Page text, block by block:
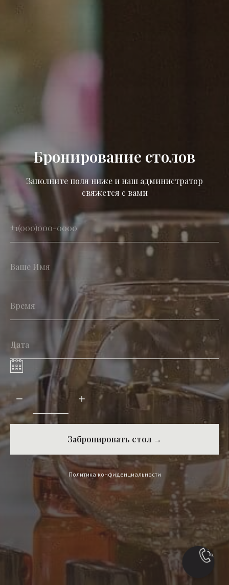
Бронирование столов
Заполните поля ниже и наш администратор
свяжется с вами
Забронировать стол →
Политика конфиденциальности